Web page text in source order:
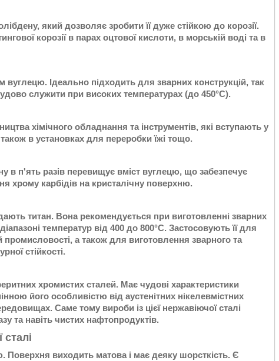
який дозволяє зробити її дуже стійкою до корозії.
корозії в парах оцтової кислоти, в морській воді та в
вуглецю. Ідеально підходить для зварних конструкцій, так
служити при високих температурах (до 450°С).
хімічного обладнання та інструментів, які вступають у
в установках для переробки їжі тощо.
в п'ять разів перевищує вміст вуглецю, що забезпечує
хрому карбідів на кристалічну поверхню.
титан. Вона рекомендується при виготовленні зварних
температур від 400 до 800°С. Застосовують її для
а також для виготовлення зварного та
стійкості.
хромистих сталей. Має чудові характеристики
його особливістю від аустенітних нікелевмістних
Саме тому вироби із цієї нержавіючої сталі
та навіть чистих нафтопродуктів.
Поверхня виходить матова і має деяку шорсткість. Є